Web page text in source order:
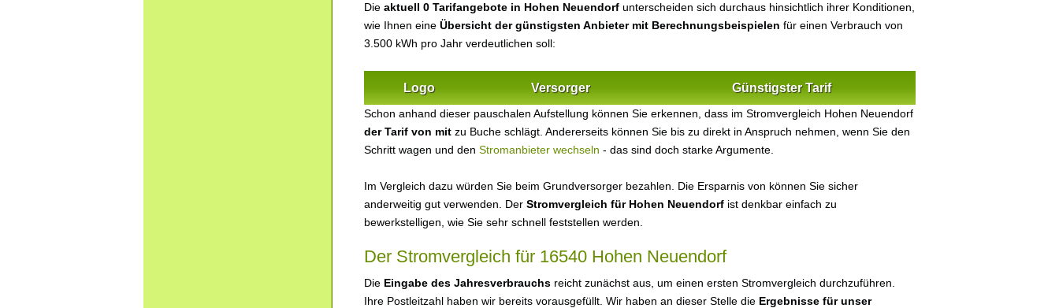
Die aktuell 0 Tarifangebote in Hohen Neuendorf unterscheiden sich durchaus hinsichtlich ihrer Konditionen,
wie Ihnen eine Übersicht der günstigsten Anbieter mit Berechnungsbeispielen für einen Verbrauch von
3.500 kWh pro Jahr verdeutlichen soll:
Logo Versorger Günstigster Tarif
Schon anhand dieser pauschalen Aufstellung können Sie erkennen, dass im Stromvergleich Hohen Neuendorf
der Tarif von mit zu Buche schlägt. Andererseits können Sie bis zu direkt in Anspruch nehmen, wenn Sie den
Schritt wagen und den Stromanbieter wechseln - das sind doch starke Argumente.
Im Vergleich dazu würden Sie beim Grundversorger bezahlen. Die Ersparnis von können Sie sicher
anderweitig gut verwenden. Der Stromvergleich für Hohen Neuendorf ist denkbar einfach zu
bewerkstelligen, wie Sie sehr schnell feststellen werden.
Der Stromvergleich für 16540 Hohen Neuendorf
Die Eingabe des Jahresverbrauchs reicht zunächst aus, um einen ersten Stromvergleich durchzuführen.
Ihre Postleitzahl haben wir bereits vorausgefüllt. Wir haben an dieser Stelle die Ergebnisse für unser